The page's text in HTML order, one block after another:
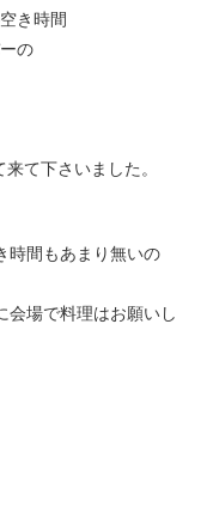
き時間
の
て下さいました。
時間もあまり無いの
会場で料理はお願いし